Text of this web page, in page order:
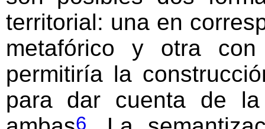
territorial: una en
metafórico y otra
permitiría la
para dar cuenta de
6